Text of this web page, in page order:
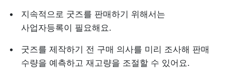
지속적으로 굿즈를 판매하기 위해서는
사업자등록이 필요해요.
굿즈를 제작하기 전 구매 의사를 미리 조사해 판매
수량을 예측하고 재고량을 조절할 수 있어요.